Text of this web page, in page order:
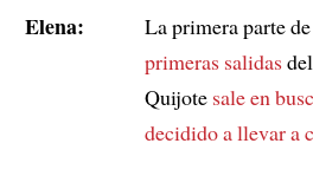
Elena: La primera parte
primeras salidas
Quijote sale en
decidido a llevar a